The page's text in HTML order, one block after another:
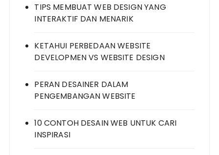
TIPS MEMBUAT WEB DESIGN YANG
INTERAKTIF DAN MENARIK
KETAHUI PERBEDAAN WEBSITE
DEVELOPMEN VS WEBSITE DESIGN
PERAN DESAINER DALAM
PENGEMBANGAN WEBSITE
10 CONTOH DESAIN WEB UNTUK CARI
INSPIRASI